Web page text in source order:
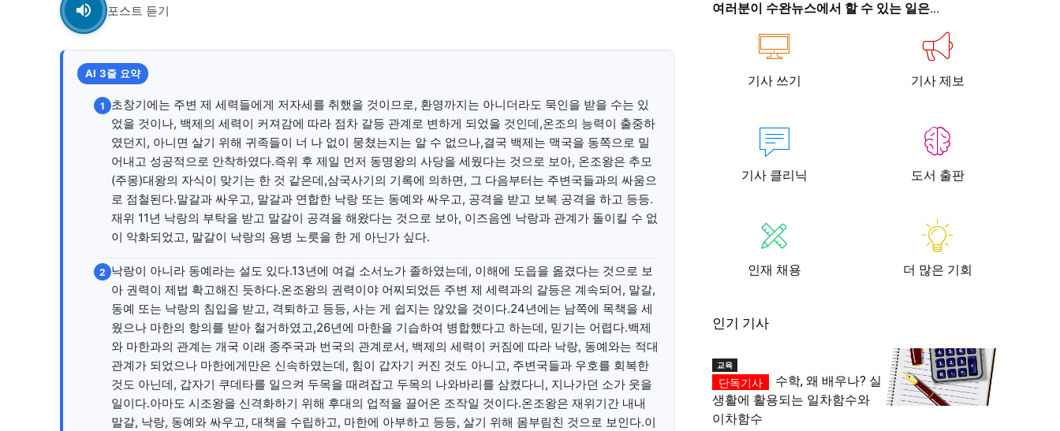
스토어 수완 키즈
멤버십 소개 이니셔티브 커리어 기자단 참여 저널리즘 바이브 출판서비스 스위프트 하이브 라라프레스
스토어 수완 키즈
멤버십 소개 이니셔티브 커리어 기자단 참여 저널리즘 바이브 출판서비스 스위프트 하이브 라라프레스
1020의 목소리, 수완뉴스가 잘 하는 일입니다.
포스트 듣기
AI 3줄 요약
1
초창기에는 주변 제 세력들에게 저자세를 취했을 것이므로, 환영까지는 아니더라도 묵인을 받을 수는 있
었을 것이나, 백제의 세력이 커져감에 따라 점차 갈등 관계로 변하게 되었을 것인데,온조의 능력이 출중하
였던지, 아니면 살기 위해 귀족들이 너 나 없이 뭉쳤는지는 알 수 없으나,결국 백제는 맥국을 동쪽으로 밀
어내고 성공적으로 안착하였다.즉위 후 제일 먼저 동명왕의 사당을 세웠다는 것으로 보아, 온조왕은 추모
(주몽)대왕의 자식이 맞기는 한 것 같은데,삼국사기의 기록에 의하면, 그 다음부터는 주변국들과의 싸움으
로 점철된다.말갈과 싸우고, 말갈과 연합한 낙랑 또는 동예와 싸우고, 공격을 받고 보복 공격을 하고 등등.
재위 11년 낙랑의 부탁을 받고 말갈이 공격을 해왔다는 것으로 보아, 이즈음엔 낙랑과 관계가 돌이킬 수 없
이 악화되었고, 말갈이 낙랑의 용병 노릇을 한 게 아닌가 싶다.
2 낙랑이 아니라 동예라는 설도 있다.13년에 여걸 소서노가 졸하였는데, 이해에 도읍을 옮겼다는 것으로 보
아 권력이 제법 확고해진 듯하다.온조왕의 권력이야 어찌되었든 주변 제 세력과의 갈등은 계속되어, 말갈,
동예 또는 낙랑의 침입을 받고, 격퇴하고 등등, 사는 게 쉽지는 않았을 것이다.24년에는 남쪽에 목책을 세
웠으나 마한의 항의를 받아 철거하였고,26년에 마한을 기습하여 병합했다고 하는데, 믿기는 어렵다.백제
와 마한과의 관계는 개국 이래 종주국과 번국의 관계로서, 백제의 세력이 커짐에 따라 낙랑, 동예와는 적대
관계가 되었으나 마한에게만은 신속하였는데, 힘이 갑자기 커진 것도 아니고, 주변국들과 우호를 회복한
것도 아닌데, 갑자기 쿠데타를 일으켜 두목을 때려잡고 두목의 나와바리를 삼켰다니, 지나가던 소가 웃을
일이다.아마도 시조왕을 신격화하기 위해 후대의 업적을 끌어온 조작일 것이다.온조왕은 재위기간 내내
말갈, 낙랑, 동예와 싸우고, 대책을 수립하고, 마한에 아부하고 등등, 살기 위해 몸부림친 것으로 보인다.이
여러분이 수완뉴스에서 할 수 있는 일은...
기사 쓰기
기사 클리닉
인재 채용
기사 제보
도서 출판
더 많은 기회
인기 기사
교육
수학, 왜 배우나? 실
생활에 활용되는 일차함수와
이차함수